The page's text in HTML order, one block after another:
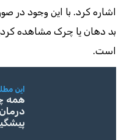
اشاره کرد. با این وجود در
بد دهان یا چرک مشاهده
است.
این
همه